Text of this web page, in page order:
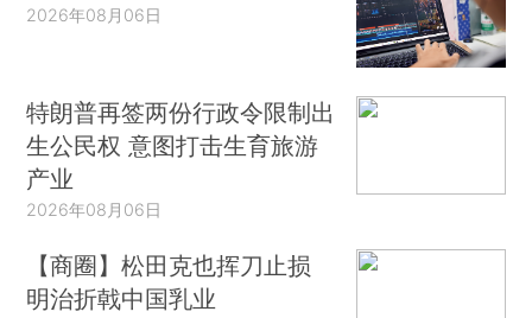
2026年08月06日
特朗普再签两份行政令限制出
生公民权 意图打击生育旅游
产业
2026年08月06日
【商圈】松田克也挥刀止损
明治折戟中国乳业